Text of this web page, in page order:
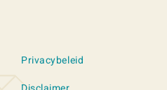
Privacybeleid